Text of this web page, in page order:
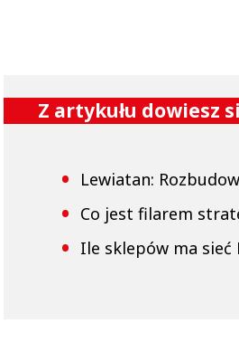
Z artykułu dowiesz
Lewiatan:
Co jest filarem
Ile sklepów ma sieć